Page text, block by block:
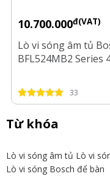
10.700.000đ(VAT)
Lò vi sóng âm tủ
BFL524MB2 Series
33
Từ khóa
Lò vi sóng âm tủ Lò vi
Lò vi sóng Bosch để bàn